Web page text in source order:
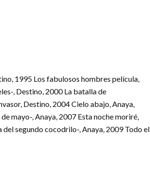
1995 Los fabulosos hombres película,
, Destino, 2000 La batalla de
Destino, 2004 Cielo abajo, Anaya,
mayo-, Anaya, 2007 Esta noche moriré,
segundo cocodrilo-, Anaya, 2009 Todo el